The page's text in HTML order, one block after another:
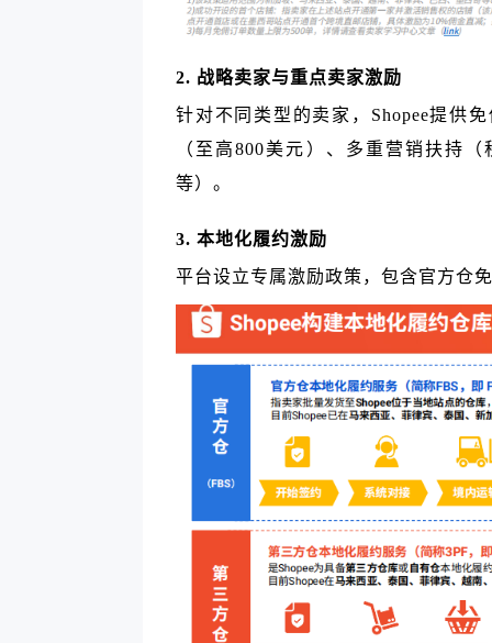
2. 战略卖家与重点卖家激励
针对不同类型的卖家，Shopee提供
（至高800美元）、多重营销扶持
等）。
3. 本地化履约激励
平台设立专属激励政策，包含官方仓